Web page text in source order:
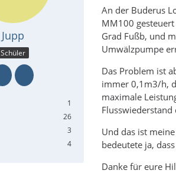
Jupp
Schüler
1
26
3
4
An der Buderus
MM100
Grad Fußb, und
Umwälzpumpe
Das Problem ist
immer 0,1m3/h,
maximale
Und das ist
bedeutete ja,
Danke für eure